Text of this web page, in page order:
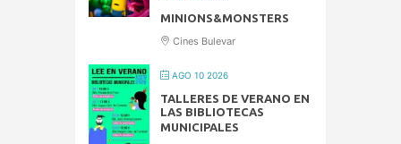
MINIONS&MONSTERS
Cines Bulevar
AGO 10 2026
TALLERES DE VERANO EN
LAS BIBLIOTECAS
MUNICIPALES